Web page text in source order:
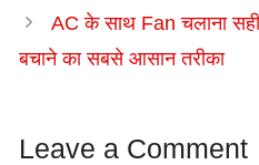
AC के साथ Fan चलाना
बचाने का सबसे आसान तरीका
Leave a Comment